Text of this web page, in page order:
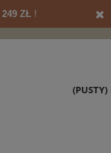
249 ZŁ !
(PUSTY)